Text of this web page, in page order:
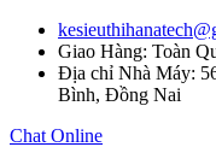
Giao Hàng: Toàn
Địa chỉ Nhà Máy:
Bình, Đồng Nai
Chat Online